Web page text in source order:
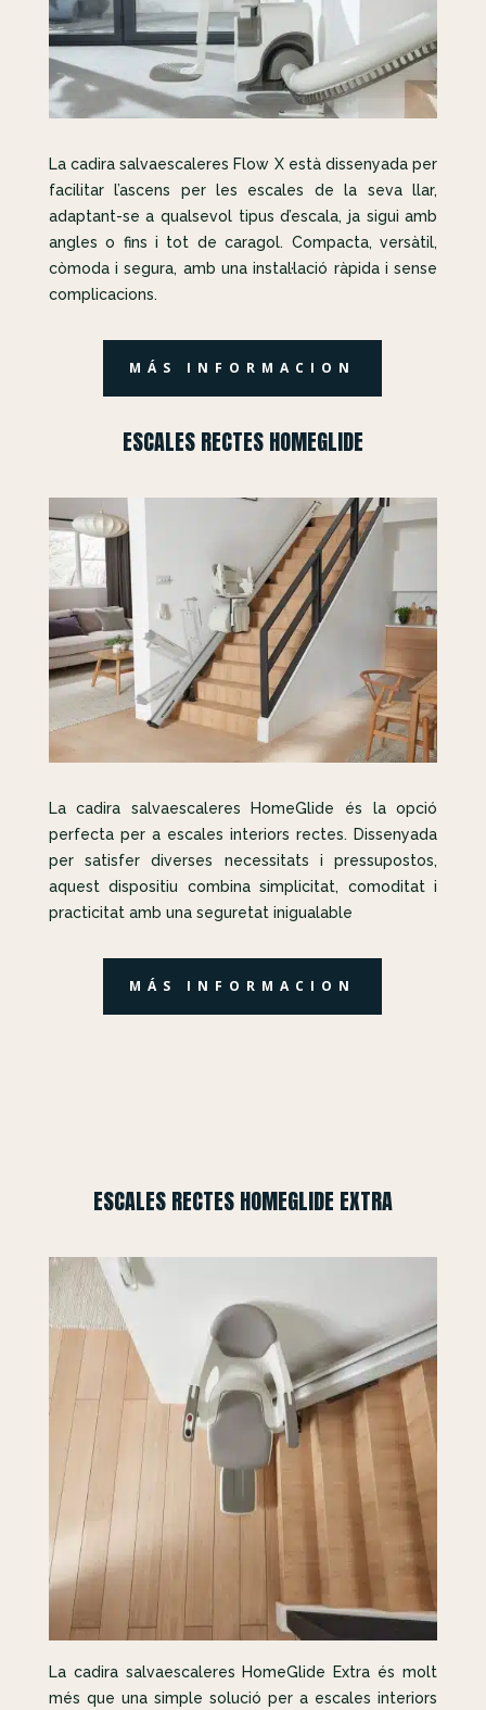
La cadira salvaescaleres Flow X està dissenyada per
facilitar l’ascens per les escales de la seva llar,
adaptant-se a qualsevol tipus d’escala, ja sigui amb
angles o fins i tot de caragol. Compacta, versàtil,
còmoda i segura, amb una instal·lació ràpida i sense
complicacions.
MÁS INFORMACION
ESCALES RECTES HOMEGLIDE
La cadira salvaescaleres HomeGlide és la opció
perfecta per a escales interiors rectes. Dissenyada
per satisfer diverses necessitats i pressupostos,
aquest dispositiu combina simplicitat, comoditat i
practicitat amb una seguretat inigualable
MÁS INFORMACION
ESCALES RECTES HOMEGLIDE EXTRA
La cadira salvaescaleres HomeGlide Extra és molt
més que una simple solució per a escales interiors